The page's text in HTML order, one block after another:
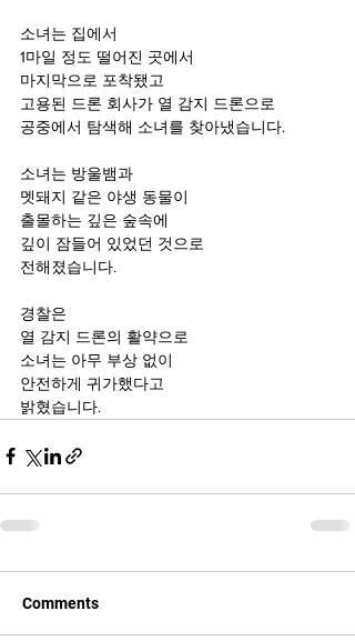
소녀는 집에서
1마일 정도 떨어진 곳에서
마지막으로 포착됐고
고용된 드론 회사가 열 감지 드론으로
공중에서 탐색해 소녀를 찾아냈습니다.
소녀는 방울뱀과
멧돼지 같은 야생 동물이
출몰하는 깊은 숲속에
깊이 잠들어 있었던 것으로
전해졌습니다.
경찰은
열 감지 드론의 활약으로
소녀는 아무 부상 없이
안전하게 귀가했다고
밝혔습니다.
Comments